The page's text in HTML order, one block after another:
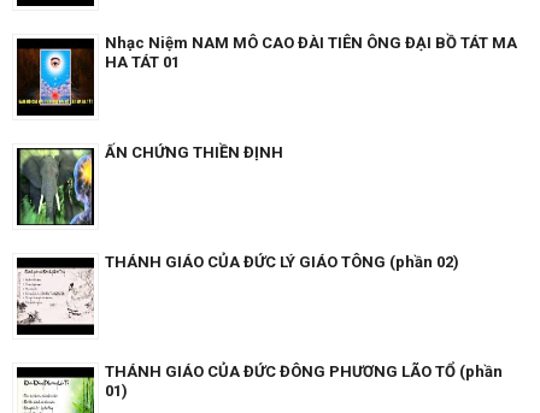
Nhạc Niệm NAM MÔ CAO ĐÀI TIÊN ÔNG ĐẠI BỒ TÁT MA
HA TÁT 01
ẤN CHỨNG THIỀN ĐỊNH
THÁNH GIÁO CỦA ĐỨC LÝ GIÁO TÔNG (phần 02)
THÁNH GIÁO CỦA ĐỨC ĐÔNG PHƯƠNG LÃO TỔ (phần
01)